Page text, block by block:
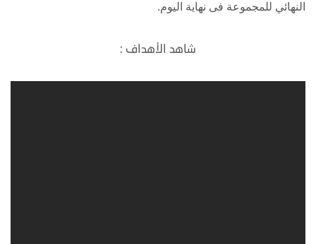
النهائي للمجموعة فى نهاية اليوم.
شاهد الأهداف :